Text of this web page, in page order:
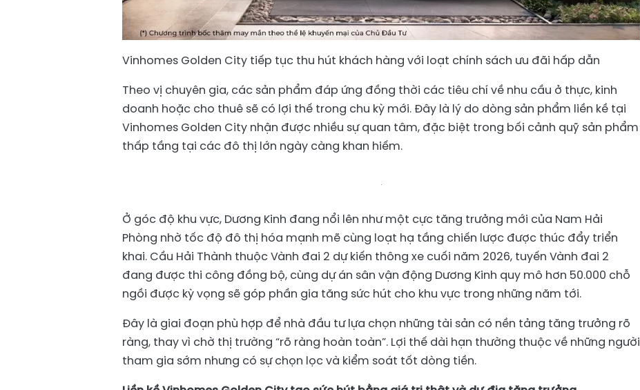
Vinhomes Golden City tiếp tục thu hút khách hàng với loạt chính sách ưu đãi hấp dẫn
Theo vị chuyên gia, các sản phẩm đáp ứng đồng thời các tiêu chí về nhu cầu ở thực, kinh
doanh hoặc cho thuê sẽ có lợi thế trong chu kỳ mới. Đây là lý do dòng sản phẩm liền kề tại
Vinhomes Golden City nhận được nhiều sự quan tâm, đặc biệt trong bối cảnh quỹ sản phẩm
thấp tầng tại các đô thị lớn ngày càng khan hiếm.
Ở góc độ khu vực, Dương Kinh đang nổi lên như một cực tăng trưởng mới của Nam Hải
Phòng nhờ tốc độ đô thị hóa mạnh mẽ cùng loạt hạ tầng chiến lược được thúc đẩy triển
khai. Cầu Hải Thành thuộc Vành đai 2 dự kiến thông xe cuối năm 2026, tuyến Vành đai 2
đang được thi công đồng bộ, cùng dự án sân vận động Dương Kinh quy mô hơn 50.000 chỗ
ngồi được kỳ vọng sẽ góp phần gia tăng sức hút cho khu vực trong những năm tới.
Đây là giai đoạn phù hợp để nhà đầu tư lựa chọn những tài sản có nền tảng tăng trưởng rõ
ràng, thay vì chờ thị trường “rõ ràng hoàn toàn”. Lợi thế dài hạn thường thuộc về những người
tham gia sớm nhưng có sự chọn lọc và kiểm soát tốt dòng tiền.